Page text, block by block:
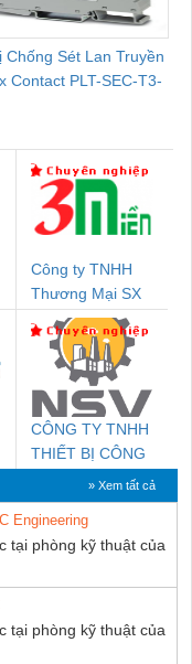
Chống Sét Lan Truyền
Contact PLT-SEC-T3-
Công ty TNHH
Thương Mại SX
Ba Miền
CÔNG TY TNHH
THIẾT BỊ CÔNG
NGHIỆP NIHON
SETSUBI VIỆT
NAM
» Xem tất cả
Engineering
tại phòng kỹ thuật của
tại phòng kỹ thuật của